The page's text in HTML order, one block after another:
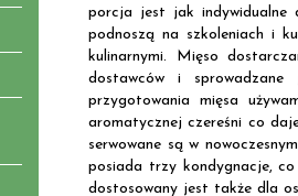
porcja jest jak indywidualne
podnoszą na szkoleniach i
kulinarnymi. Mięso
dostawców i
przygotowania mięsa
aromatycznej czereśni co
serwowane są w
posiada trzy kondygnacje,
dostosowany jest także dla